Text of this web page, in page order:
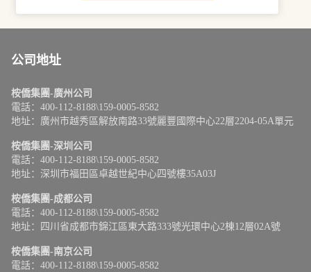
公司地址
桉僑集團-廣州公司
電話：400-112-8188\159-0005-8582
地址：廣州市越秀區解放南路33號麗豐國際中心22層2204-05A單元
桉僑集團-深圳公司
電話：400-112-8188\159-0005-8582
地址：深圳市福田區卓越世紀中心四號樓35A03J
桉僑集團-成都公司
電話：400-112-8188\159-0005-8582
地址：四川省成都市錦江區東大路333號光環中心2棟12層02A號
桉僑集團-南京公司
電話：400-112-8188\159-0005-8582